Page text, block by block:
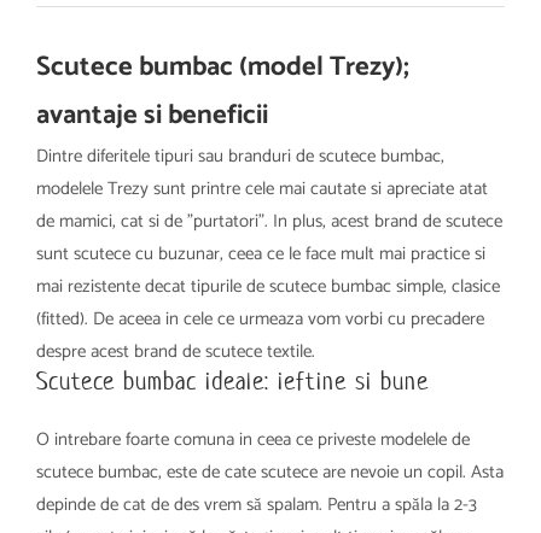
Scutece bumbac (model Trezy);
avantaje si beneficii
Dintre diferitele tipuri sau branduri de scutece bumbac,
modelele Trezy sunt printre cele mai cautate si apreciate atat
de mamici, cat si de "purtatori". In plus, acest brand de scutece
sunt scutece cu buzunar, ceea ce le face mult mai practice si
mai rezistente decat tipurile de scutece bumbac simple, clasice
(fitted). De aceea in cele ce urmeaza vom vorbi cu precadere
despre acest brand de scutece textile.
Scutece bumbac ideale: ieftine si bune
O intrebare foarte comuna in ceea ce priveste modelele de
scutece bumbac, este de cate scutece are nevoie un copil. Asta
depinde de cat de des vrem să spalam. Pentru a spăla la 2-3